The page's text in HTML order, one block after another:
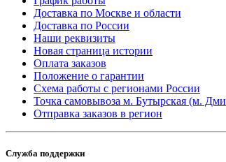
Доставка по Москве и области
Доставка по России
Наши реквизиты
Новая страница истории
Оплата заказов
Положение о гарантии
Схема работы с регионами России
Точка самовывоза м. Бутырская (м.
Отправка заказов в регион
Служба поддержки